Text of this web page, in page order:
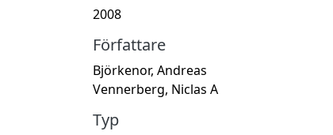
2008
Författare
Björkenor, Andreas
Vennerberg, Niclas A
Typ